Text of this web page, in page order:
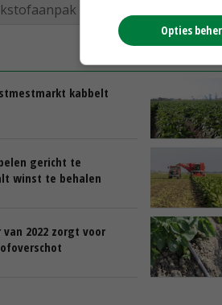
kabbelt
gericht te
winst te behalen
van 2022 zorgt voor
Opties